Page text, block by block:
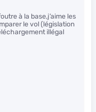
à la base,j’aime les
le vol (législation
illégal